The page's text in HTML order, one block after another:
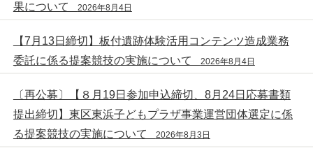
果について
2026年8月4日
【7月13日締切】板付遺跡体験活用コンテンツ造成業務
委託に係る提案競技の実施について
2026年8月4日
〔再公募〕【８月19日参加申込締切、8月24日応募書類
提出締切】東区東浜子どもプラザ事業運営団体選定に係
る提案競技の実施について
2026年8月3日